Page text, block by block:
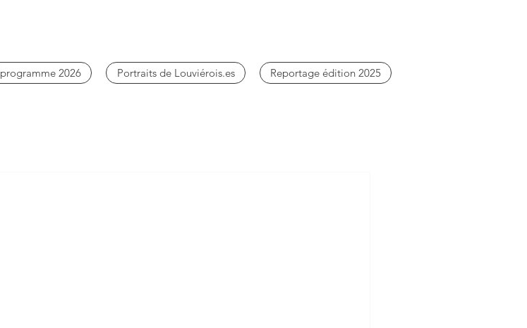
programme 2026 Portraits de Louviérois.es Reportage édition 2025